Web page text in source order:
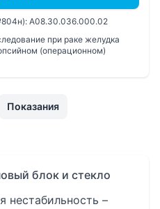
Показания
блок и стекло
нестабильность –
A08.30.036.000.02
при раке желудка
(операционном)